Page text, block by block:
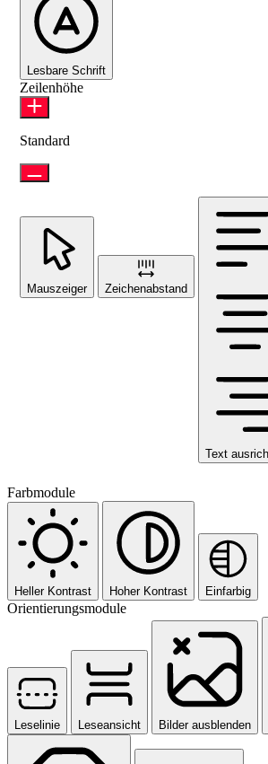
Lesbare Schrift
Zeilenhöhe
Standard
Mauszeiger Zeichenabstand
Text
Farbmodule
Heller Kontrast Hoher Kontrast Einfarbig
Orientierungsmodule
Leselinie Leseansicht Bilder ausblenden